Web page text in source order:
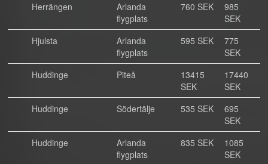
Herrängen
Arlanda
flygplats
760 SEK
985
SEK
Hjulsta
Arlanda
flygplats
595 SEK
775
SEK
Huddinge
Piteå
13415
SEK
17440
SEK
Huddinge
Södertälje 535 SEK
695
SEK
Huddinge
Arlanda
flygplats
835 SEK
1085
SEK